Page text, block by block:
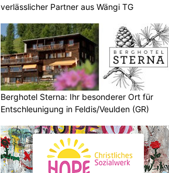
verlässlicher Partner aus Wängi TG
Berghotel Sterna: Ihr besonderer Ort für
Entschleunigung in Feldis/Veulden (GR)